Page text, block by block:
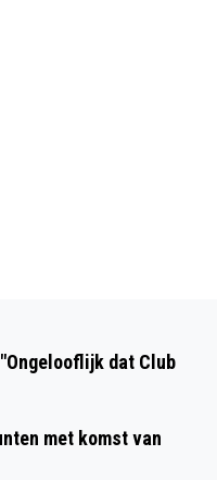
dat Club
met komst van